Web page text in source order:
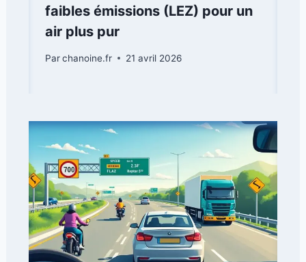
faibles émissions (LEZ) pour un
air plus pur
Parchanoine.fr 21 avril 2026